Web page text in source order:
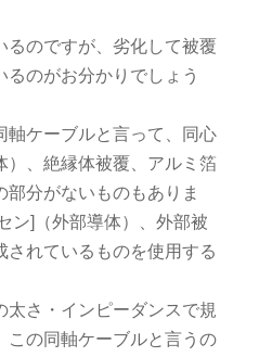
るのですが、劣化して被覆
るのがお分かりでしょう
軸ケーブルと言って、同心
）、絶縁体被覆、アルミ箔
部分がないものもありま
ン]（外部導体）、外部被
されているものを使用する
太さ・インピーダンスで規
この同軸ケーブルと言うの